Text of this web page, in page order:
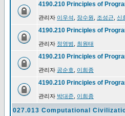
4190.210 Principles of
관리자 이우석 장수원 조성근 신
4190.210 Principles of
관리자 정영범 최원태
4190.210 Principles of
관리자 공순호 이희종
4190.210 Principles of
관리자 박대준 이희종
027.013 Computational